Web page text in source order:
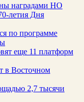
наградами НО
летия Дня
по программе
еще 11 платформ
в Восточном
2,7 тысячи